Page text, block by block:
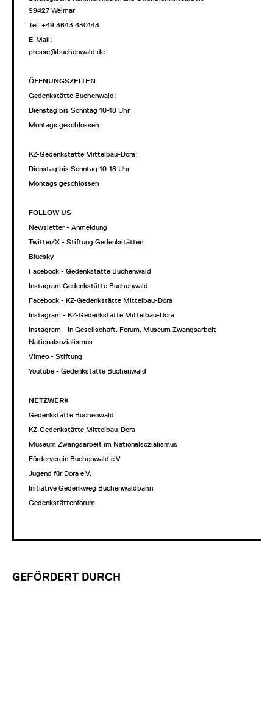
99427 Weimar
Tel: +49 3643 430143
E-Mail:
presse@buchenwald.de
ÖFFNUNGSZEITEN
Gedenkstätte Buchenwald:
Dienstag bis Sonntag 10-18 Uhr
Montags geschlossen
KZ-Gedenkstätte Mittelbau-Dora:
Dienstag bis Sonntag 10-18 Uhr
Montags geschlossen
FOLLOW US
Newsletter - Anmeldung
Twitter/X - Stiftung Gedenkstätten
Bluesky
Facebook - Gedenkstätte Buchenwald
Instagram Gedenkstätte Buchenwald
Facebook - KZ-Gedenkstätte Mittelbau-Dora
Instagram - KZ-Gedenkstätte Mittelbau-Dora
Instagram - In Gesellschaft. Forum. Museum Zwangsarbeit im
Nationalsozialismus
Vimeo - Stiftung
Youtube - Gedenkstätte Buchenwald
NETZWERK
Gedenkstätte Buchenwald
KZ-Gedenkstätte Mittelbau-Dora
Museum Zwangsarbeit im Nationalsozialismus
Förderverein Buchenwald e.V.
Jugend für Dora e.V.
Initiative Gedenkweg Buchenwaldbahn
Gedenkstättenforum
GEFÖRDERT DURCH